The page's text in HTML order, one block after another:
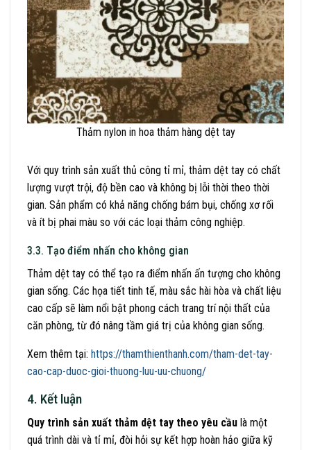
Thảm nylon in hoa thảm hàng dệt tay
Với quy trình sản xuất thủ công tỉ mỉ, thảm dệt tay có chất
lượng vượt trội, độ bền cao và không bị lỗi thời theo thời
gian. Sản phẩm có khả năng chống bám bụi, chống xơ rối
và ít bị phai màu so với các loại thảm công nghiệp.
3.3. Tạo điểm nhấn cho không gian
Thảm dệt tay có thể tạo ra điểm nhấn ấn tượng cho không
gian sống. Các họa tiết tinh tế, màu sắc hài hòa và chất liệu
cao cấp sẽ làm nổi bật phong cách trang trí nội thất của
căn phòng, từ đó nâng tầm giá trị của không gian sống.
Xem thêm tại: https://thamthienthanh.com/tham-det-tay-
cao-cap-duoc-gioi-thuong-luu-uu-chuong/
4. Kết luận
Quy trình sản xuất thảm dệt tay theo yêu cầu là một
quá trình dài và tỉ mỉ, đòi hỏi sự kết hợp hoàn hảo giữa kỹ